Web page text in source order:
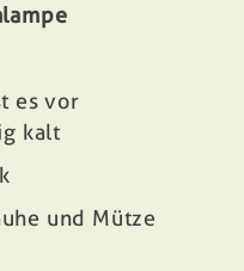
es vor
kalt
und Mütze